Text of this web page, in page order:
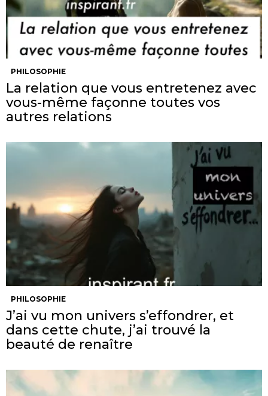
PHILOSOPHIE
La relation que vous entretenez avec
vous-même façonne toutes vos
autres relations
PHILOSOPHIE
J’ai vu mon univers s’effondrer, et
dans cette chute, j’ai trouvé la
beauté de renaître